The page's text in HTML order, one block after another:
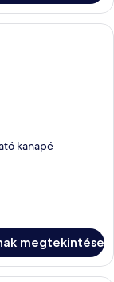
szobában, íróasztal
kanapé
megtekintése